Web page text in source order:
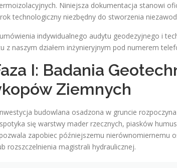
Niniejsza dokumentacja stanowi
technologiczny niezbędny do stworzenia
indywidualnego audytu geodezyjnego i
z naszym działem inżynieryjnym pod numerem
I: Badania
Ziemnych
budowlana osadzona w gruncie
się warstwy mader rzecznych, piasków
zapobiec późniejszemu nierównomiernemu
rozszczelnienia magistrali hydraulicznej.